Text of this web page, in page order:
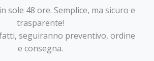
sole 48 ore. Semplice, ma sicuro e
trasparente!
seguiranno preventivo, ordine
e consegna.